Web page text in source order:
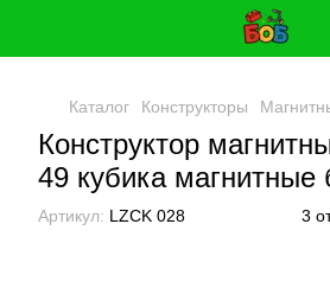
Каталог Конструкторы
Конструктор
49 кубика магнитные
Артикул: LZCK 028 3